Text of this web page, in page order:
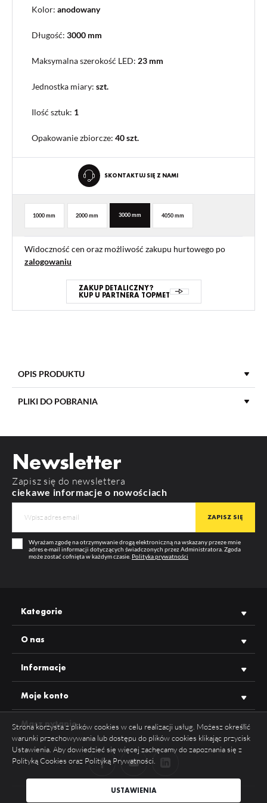
Kolor: anodowany
Długość: 3000 mm
Maksymalna szerokość LED: 23 mm
Jednostka miary: szt.
Ilość sztuk: 1
Opakowanie zbiorcze: 40 szt.
SKONTAKTUJ SIĘ Z NAMI
1000 mm 2000 mm 3000 mm 4050 mm
Widoczność cen oraz możliwość zakupu hurtowego po
zalogowaniu
ZAKUP DETALICZNY?
KUP U PARTNERA TOPMET
OPIS PRODUKTU
ZASTOSOWANIE
KOLOR
MAKSYMALNA SZEROKOŚĆ
GWARANCJA 12 m-cy
PRODUCENT TOPMET
PLIKI DO POBRANIA
Newsletter
Zapisz się do newslettera
ciekawe informacje o nowościach
Wyrażam zgodę na otrzymywanie drogą elektroniczną na wskazany przeze mnie
adres e-mail informacji dotyczących świadczonych przez Administratora. Zgoda
może zostać cofnięta w każdym czasie. Polityka prywatności
Kategorie
O nas
Informacje
Moje konto
Masz pytanie
Strona korzysta z plików cookies w celu realizacji usług. Możesz określić
warunki przechowywania lub dostępu do plików cookies klikając przycisk
Ustawienia. Aby dowiedzieć się więcej zachęcamy do zapoznania się z
Polityką Cookies oraz Polityką Prywatności.
USTAWIENIA
ZAPISZ WYBRANE